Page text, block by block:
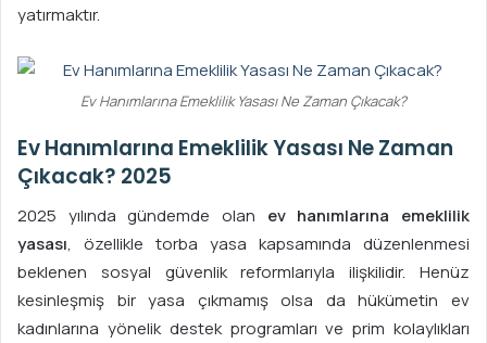
yatırmaktır.
Ev Hanımlarına Emeklilik Yasası Ne Zaman Çıkacak?
Ev Hanımlarına Emeklilik Yasası Ne Zaman
Çıkacak? 2025
2025 yılında gündemde olan ev hanımlarına emeklilik
yasası, özellikle torba yasa kapsamında düzenlenmesi
beklenen sosyal güvenlik reformlarıyla ilişkilidir. Henüz
kesinleşmiş bir yasa çıkmamış olsa da hükümetin ev
kadınlarına yönelik destek programları ve prim kolaylıkları